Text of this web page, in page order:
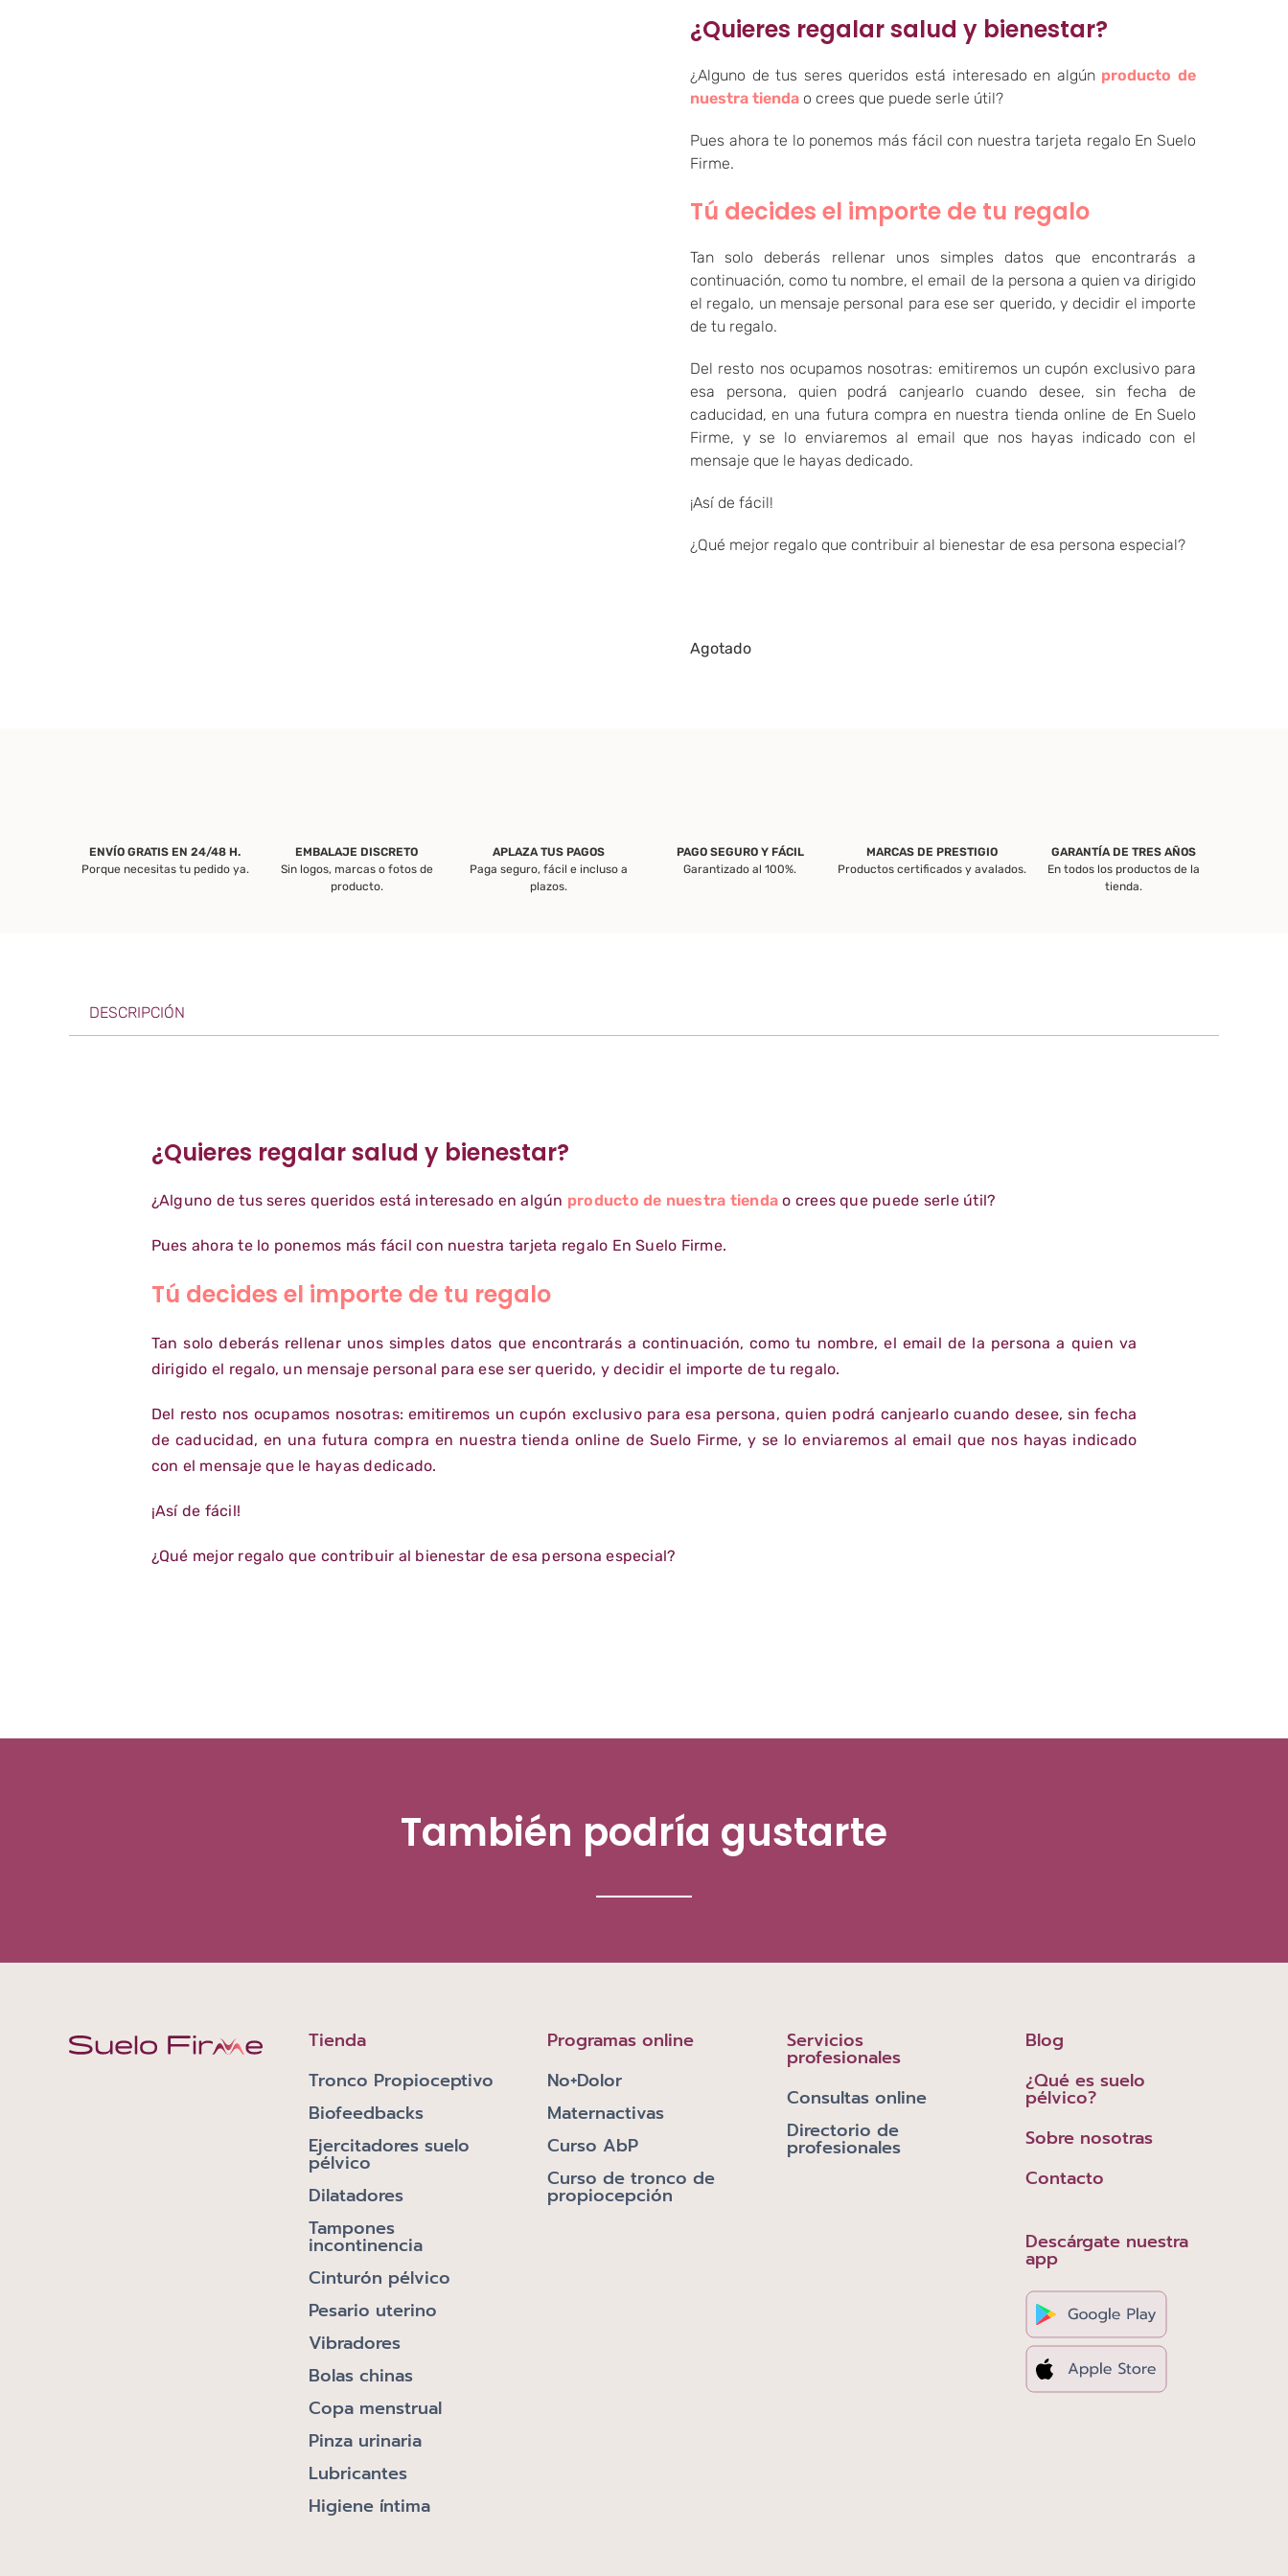
¿Quieres regalar salud y bienestar?
¿Alguno de tus seres queridos está interesado en algún producto de
nuestra tiendao crees que puede serle útil?
Pues ahora te lo ponemos más fácil con nuestra tarjeta regalo En Suelo
Firme.
Tú decides el importe de tu regalo
Tan solo deberás rellenar unos simples datos que encontrarás a
continuación, como tu nombre, el email de la persona a quien va dirigido
el regalo, un mensaje personal para ese ser querido, y decidir el importe
de tu regalo.
Del resto nos ocupamos nosotras: emitiremos un cupón exclusivo para
esa persona, quien podrá canjearlo cuando desee, sin fecha de
caducidad, en una futura compra en nuestra tienda online de En Suelo
Firme, y se lo enviaremos al email que nos hayas indicado con el
mensaje que le hayas dedicado.
¡Así de fácil!
¿Qué mejor regalo que contribuir al bienestar de esa persona especial?
Agotado
ENVÍO GRATIS EN 24/48 H.
Porque necesitas tu pedido ya.
EMBALAJE DISCRETO
Sin logos, marcas o fotos de
producto.
APLAZA TUS PAGOS
Paga seguro, fácil e incluso a
plazos.
PAGO SEGURO Y FÁCIL
Garantizado al 100%.
MARCAS DE PRESTIGIO
Productos certificados y avalados.
GARANTÍA DE TRES AÑOS
En todos los productos de la
tienda.
DESCRIPCIÓN
¿Quieres regalar salud y bienestar?
¿Alguno de tus seres queridos está interesado en algún producto de nuestra tienda o crees que puede serle útil?
Pues ahora te lo ponemos más fácil con nuestra tarjeta regalo En Suelo Firme.
Tú decides el importe de tu regalo
Tan solo deberás rellenar unos simples datos que encontrarás a continuación, como tu nombre, el email de la persona a quien va
dirigido el regalo, un mensaje personal para ese ser querido, y decidir el importe de tu regalo.
Del resto nos ocupamos nosotras: emitiremos un cupón exclusivo para esa persona, quien podrá canjearlo cuando desee, sin fecha
de caducidad, en una futura compra en nuestra tienda online de Suelo Firme, y se lo enviaremos al email que nos hayas indicado
con el mensaje que le hayas dedicado.
¡Así de fácil!
¿Qué mejor regalo que contribuir al bienestar de esa persona especial?
También podría gustarte
Tienda
Tronco Propioceptivo
Biofeedbacks
Ejercitadores suelo
pélvico
Dilatadores
Tampones
incontinencia
Cinturón pélvico
Pesario uterino
Vibradores
Bolas chinas
Copa menstrual
Pinza urinaria
Lubricantes
Higiene íntima
Programas online
No+Dolor
Maternactivas
Curso AbP
Curso de tronco de
propiocepción
Servicios
profesionales
Consultas online
Directorio de
profesionales
Blog
¿Qué es suelo
pélvico?
Sobre nosotras
Contacto
Descárgate nuestra
app